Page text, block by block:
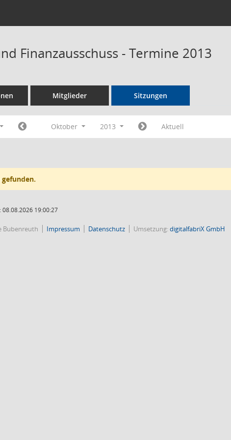
Finanzausschuss - Termine 2013
Mitglieder Sitzungen
Oktober 2013 Aktuell
gefunden.
19:00:27
Bubenreuth Impressum Datenschutz Umsetzung:digitalfabriX GmbH